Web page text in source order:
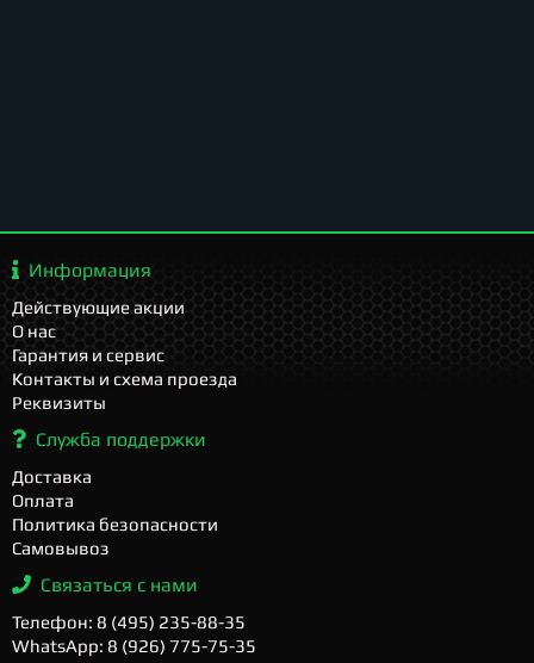
Информация
Действующие акции
О нас
Гарантия и сервис
Контакты и схема проезда
Реквизиты
Служба поддержки
Доставка
Оплата
Политика безопасности
Самовывоз
Связаться с нами
Телефон: 8 (495) 235-88-35
WhatsApp: 8 (926) 775-75-35